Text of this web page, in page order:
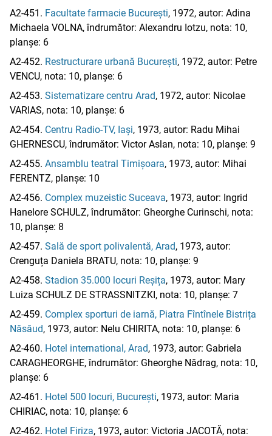
A2-451. Facultate farmacie București, 1972, autor: Adina
Michaela VOLNA, îndrumător: Alexandru Iotzu, nota: 10,
planșe: 6
A2-452. Restructurare urbană București, 1972, autor: Petre
VENCU, nota: 10, planșe: 6
A2-453. Sistematizare centru Arad, 1972, autor: Nicolae
VARIAS, nota: 10, planșe: 6
A2-454. Centru Radio-TV, Iași, 1973, autor: Radu Mihai
GHERNESCU, îndrumător: Victor Aslan, nota: 10, planșe: 9
A2-455. Ansamblu teatral Timișoara, 1973, autor: Mihai
FERENTZ, planșe: 10
A2-456. Complex muzeistic Suceava, 1973, autor: Ingrid
Hanelore SCHULZ, îndrumător: Gheorghe Curinschi, nota:
10, planșe: 8
A2-457. Sală de sport polivalentă, Arad, 1973, autor:
Crenguța Daniela BRATU, nota: 10, planșe: 9
A2-458. Stadion 35.000 locuri Reșița, 1973, autor: Mary
Luiza SCHULZ DE STRASSNITZKI, nota: 10, planșe: 7
A2-459. Complex sporturi de iarnă, Piatra Fîntînele Bistrița
Năsăud, 1973, autor: Nelu CHIRITA, nota: 10, planșe: 6
A2-460. Hotel international, Arad, 1973, autor: Gabriela
CARAGHEORGHE, îndrumător: Gheorghe Nădrag, nota: 10,
planșe: 6
A2-461. Hotel 500 locuri, București, 1973, autor: Maria
CHIRIAC, nota: 10, planșe: 6
A2-462. Hotel Firiza, 1973, autor: Victoria JACOTĂ, nota: